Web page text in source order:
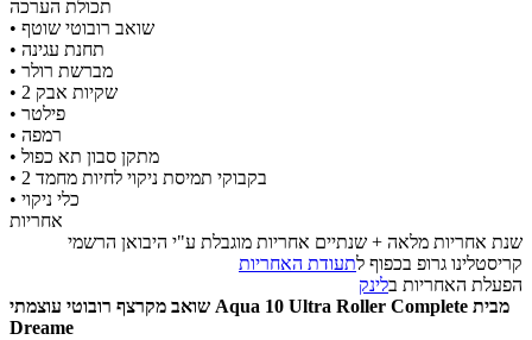
תכולת הערכה
​• שואב רובוטי שוטף
​• תחנת עגינה
​• מברשת רולר
​• 2 שקיות אבק
​• פילטר
​• רמפה
​• מתקן סבון תא כפול
​• 2 בקבוקי ​תמיסת ניקוי לחיות מחמד
​• כלי ניקוי
אחריות
שנת אחריות מלאה + שנתיים אחריות מוגבלת ע"י היבואן הרשמי
קריסטלינו גרופ בכפוף לתעודת האחריות
הפעלת האחריות בלינק
שואב מקרצף רובוטי עוצמתי Aqua 10 Ultra Roller Complete מבית
Dreame